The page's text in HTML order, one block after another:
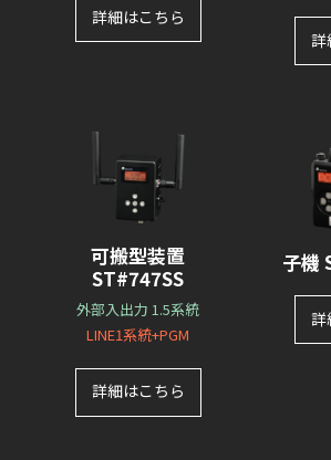
詳細はこちら
詳
可搬型装置
ST#747SS
外部入出力 1.5系統
LINE1系統+PGM
詳細はこちら
⼦機
詳